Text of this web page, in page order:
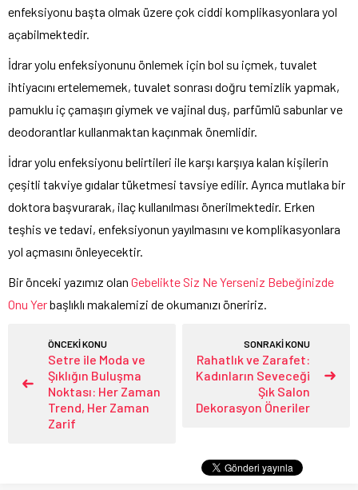
enfeksiyonu başta olmak üzere çok ciddi komplikasyonlara yol
açabilmektedir.
İdrar yolu enfeksiyonunu önlemek için bol su içmek, tuvalet
ihtiyacını ertelememek, tuvalet sonrası doğru temizlik yapmak,
pamuklu iç çamaşırı giymek ve vajinal duş, parfümlü sabunlar ve
deodorantlar kullanmaktan kaçınmak önemlidir.
İdrar yolu enfeksiyonu belirtileri ile karşı karşıya kalan kişilerin
çeşitli takviye gıdalar tüketmesi tavsiye edilir. Ayrıca mutlaka bir
doktora başvurarak, ilaç kullanılması önerilmektedir. Erken
teşhis ve tedavi, enfeksiyonun yayılmasını ve komplikasyonlara
yol açmasını önleyecektir.
Bir önceki yazımız olan Gebelikte Siz Ne Yerseniz Bebeğinizde
Onu Yerbaşlıklı makalemizi de okumanızı öneririz.
ÖNCEKİ KONU
Setre ile Moda ve
Şıklığın Buluşma
Noktası: Her Zaman
Trend, Her Zaman
Zarif
SONRAKİ KONU
Rahatlık ve Zarafet:
Kadınların Seveceği
Şık Salon
Dekorasyon Öneriler